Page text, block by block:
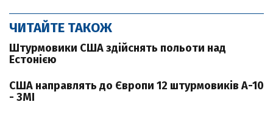
ЧИТАЙТЕ ТАКОЖ
Штурмовики США здійснять польоти над
Естонією
США направлять до Європи 12 штурмовиків А-10
- ЗМІ